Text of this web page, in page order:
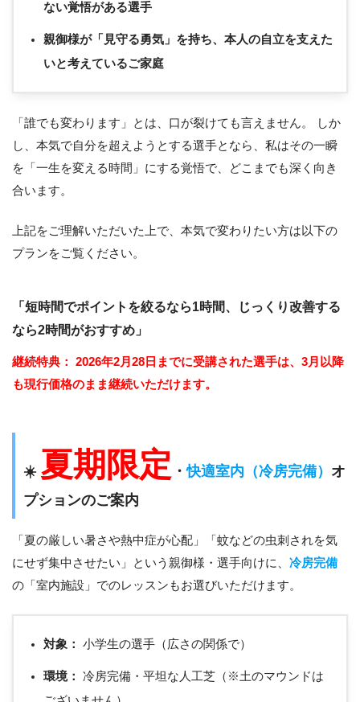
ない覚悟がある選手
親御様が「見守る勇気」を持ち、本人の自立を支えた
いと考えているご家庭
「誰でも変わります」とは、口が裂けても言えません。 しか
し、本気で自分を超えようとする選手となら、私はその一瞬
を「一生を変える時間」にする覚悟で、どこまでも深く向き
合います。
上記をご理解いただいた上で、本気で変わりたい方は以下の
プランをご覧ください。
「短時間でポイントを絞るなら1時間、じっくり改善する
なら2時間がおすすめ」
継続特典：
2026年2月28日までに受講された選手は、3月以降
も現行価格のまま継続いただけます。
☀️ 夏期限定 ・快適室内（冷房完備） オ
プションのご案内
「夏の厳しい暑さや熱中症が心配」「蚊などの虫刺されを気
にせず集中させたい」という親御様・選手向けに、 冷房完備
の「室内施設」でのレッスンもお選びいただけます。
対象： 小学生の選手（広さの関係で）
環境：
冷房完備・平坦な人工芝（※土のマウンドは